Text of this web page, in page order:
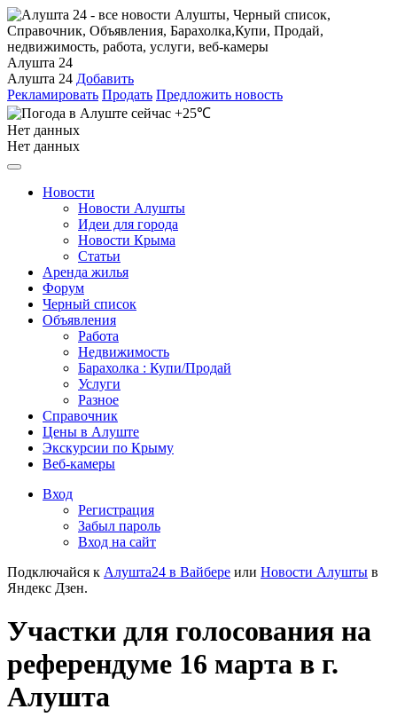
Алушта 24
Алушта 24 Добавить
Рекламировать Продать Предложить новость
+25℃
Нет данных
Нет данных
Новости
Новости Алушты
Идеи для города
Новости Крыма
Статьи
Аренда жилья
Форум
Черный список
Объявления
Работа
Недвижимость
Барахолка : Купи/Продай
Услуги
Разное
Справочник
Цены в Алуште
Экскурсии по Крыму
Веб-камеры
Вход
Регистрация
Забыл пароль
Вход на сайт
Подключайся к Алушта24 в Вайбере или Новости Алушты в
Яндекс Дзен.
Участки для голосования на
референдуме 16 марта в г.
Алушта